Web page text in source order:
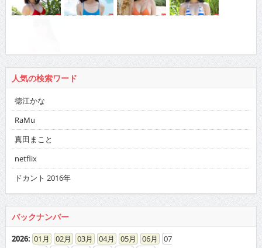
人気の検索ワード
徳江かな
RaMu
真田まこと
netflix
ドカント 2016年
バックナンバー
2026: 01 02 03 04 05 06
07